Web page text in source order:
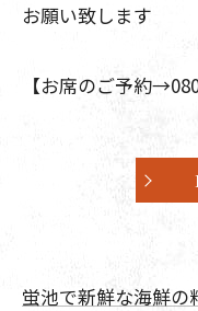
お願い致します
【お席のご予約
蛍池で新鮮な海鮮の